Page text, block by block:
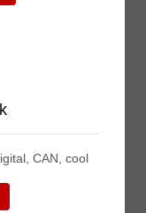
CAN, cool